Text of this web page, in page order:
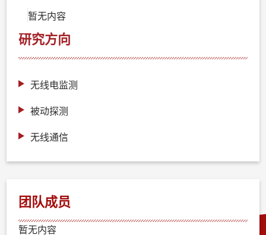
暂无内容
研究方向
无线电监测
被动探测
无线通信
团队成员
暂无内容